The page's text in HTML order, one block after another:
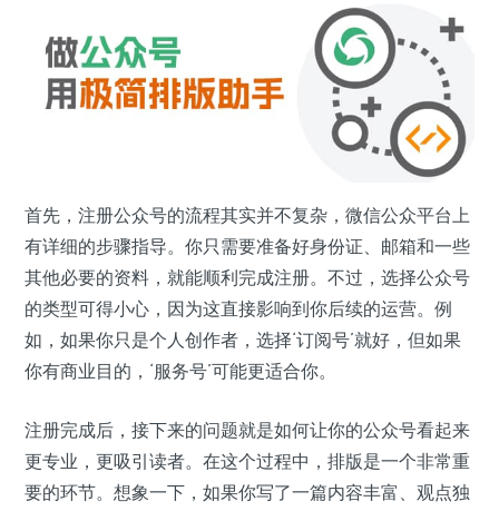
首先，注册公众号的流程其实并不复杂，微信公众平台上
有详细的步骤指导。你只需要准备好身份证、邮箱和一些
其他必要的资料，就能顺利完成注册。不过，选择公众号
的类型可得小心，因为这直接影响到你后续的运营。例
如，如果你只是个人创作者，选择‘订阅号’就好，但如果
你有商业目的，‘服务号’可能更适合你。
注册完成后，接下来的问题就是如何让你的公众号看起来
更专业，更吸引读者。在这个过程中，排版是一个非常重
要的环节。想象一下，如果你写了一篇内容丰富、观点独